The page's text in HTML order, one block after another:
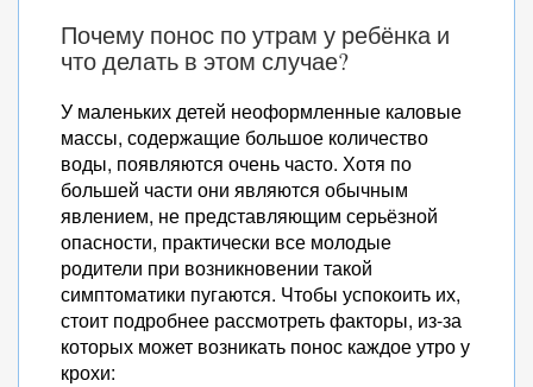
Почему понос по утрам у ребёнка и
что делать в этом случае?
У маленьких детей неоформленные каловые
массы, содержащие большое количество
воды, появляются очень часто. Хотя по
большей части они являются обычным
явлением, не представляющим серьёзной
опасности, практически все молодые
родители при возникновении такой
симптоматики пугаются. Чтобы успокоить их,
стоит подробнее рассмотреть факторы, из-за
которых может возникать понос каждое утро у
крохи: